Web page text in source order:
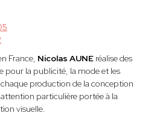
France, Nicolas AUNE réalise des
pour la publicité, la mode et les
production de la conception
particulière portée à la
visuelle.